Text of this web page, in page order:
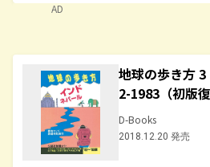
AD
地球の歩き方
2-1983（初版復
D-Books
2018.12.20 発売